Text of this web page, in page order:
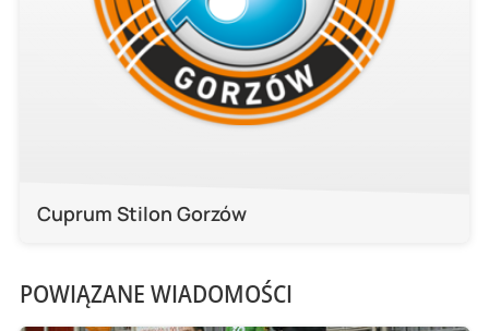
Cuprum Stilon Gorzów
POWIĄZANE WIADOMOŚCI